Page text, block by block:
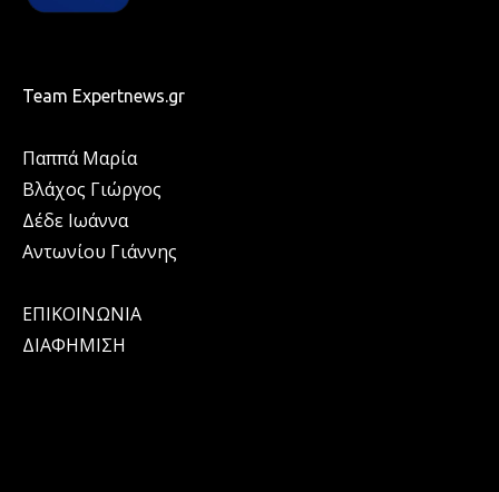
Team Expertnews.gr
Παππά Μαρία
Βλάχος Γιώργος
Δέδε Ιωάννα
Αντωνίου Γιάννης
ΕΠΙΚΟΙΝΩΝΙΑ
ΔΙΑΦΗΜΙΣΗ